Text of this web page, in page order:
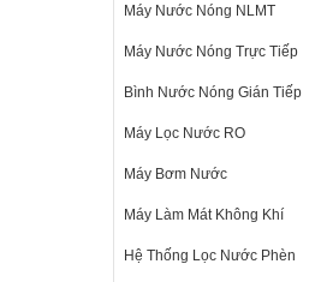
Máy Nước Nóng NLMT
Máy Nước Nóng Trực Tiếp
Bình Nước Nóng Gián Tiếp
Máy Lọc Nước RO
Máy Bơm Nước
Máy Làm Mát Không Khí
Hệ Thống Lọc Nước Phèn